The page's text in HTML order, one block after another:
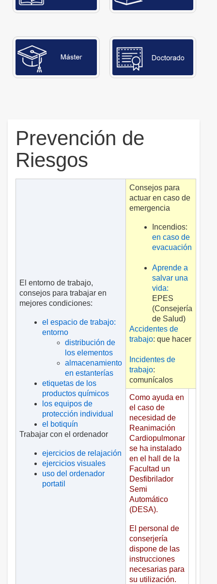
Prevención de
Riesgos
El entorno de trabajo,
consejos para trabajar en
mejores condiciones:
el espacio de trabajo:
entorno
distribución de
los elementos
almacenamiento
en estanterías
etiquetas de los
productos químicos
los equipos de
protección individual
el botiquín
Trabajar con el ordenador
ejercicios de relajación
ejercicios visuales
uso del ordenador
portatil
Consejos para
actuar en caso de
emergencia
Incendios:
en caso de
evacuación
Aprende a
salvar una
vida:
EPES
(Consejería
de Salud)
Accidentes de
trabajo: que hacer
Incidentes de
trabajo:
comunícalos
Como ayuda en
el caso de
necesidad de
Reanimación
Cardiopulmonar
se ha instalado
en el hall de la
Facultad un
Desfibrilador
Semi
Automático
(DESA).
El personal de
conserjería
dispone de las
instrucciones
necesarias para
su utilización.